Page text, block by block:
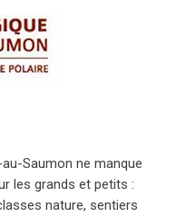
Saumon ne manque
les grands et petits :
nature, sentiers